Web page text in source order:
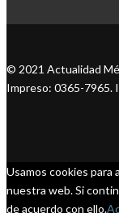
© 2021 Actualidad
Impreso: 0365-7965.
Usamos cookies para
nuestra web. Si
de acuerdo con ello.